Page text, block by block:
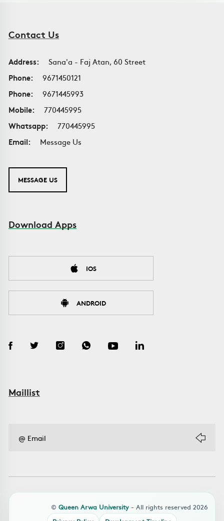
Contact Us
Address:
Sana'a - Faj Atan, 60 Street
Phone:
9671450121
Phone:
9671445993
Mobile:
770445995
Whatsapp:
770445995
Email:
Message Us
MESSAGE US
Download Apps
IOS
ANDROID
Maillist
© Queen Arwa University - All rights reserved 2026